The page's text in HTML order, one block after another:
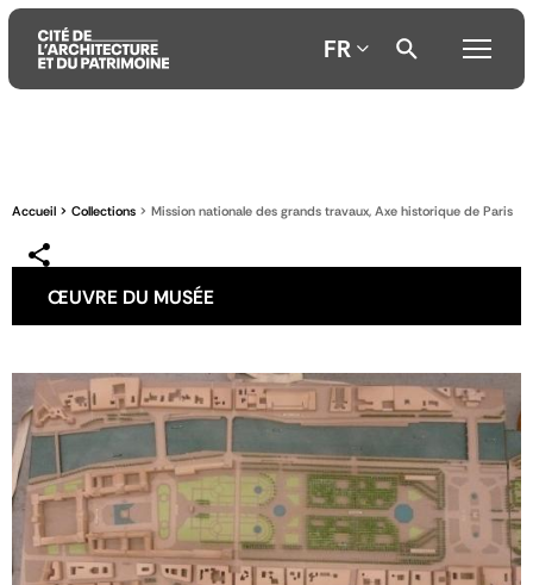
contenu
menu
la
FR
Accueil Collections Mission nationale des grands travaux, Axe historique de Paris
ŒUVRE DU MUSÉE